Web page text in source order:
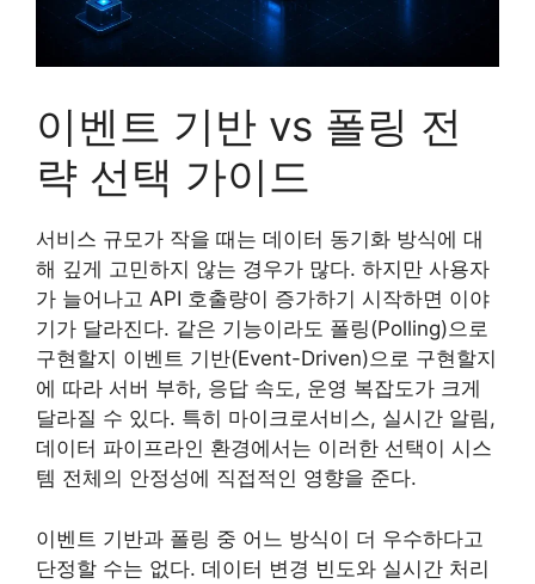
이벤트 기반 vs 폴링 전
략 선택 가이드
서비스 규모가 작을 때는 데이터 동기화 방식에 대
해 깊게 고민하지 않는 경우가 많다. 하지만 사용자
가 늘어나고 API 호출량이 증가하기 시작하면 이야
기가 달라진다. 같은 기능이라도 폴링(Polling)으로
구현할지 이벤트 기반(Event-Driven)으로 구현할지
에 따라 서버 부하, 응답 속도, 운영 복잡도가 크게
달라질 수 있다. 특히 마이크로서비스, 실시간 알림,
데이터 파이프라인 환경에서는 이러한 선택이 시스
템 전체의 안정성에 직접적인 영향을 준다.
이벤트 기반과 폴링 중 어느 방식이 더 우수하다고
단정할 수는 없다. 데이터 변경 빈도와 실시간 처리